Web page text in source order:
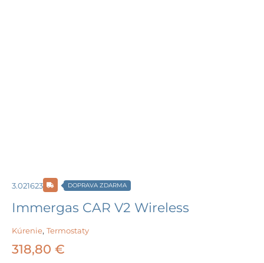
3.021623 DOPRAVA ZDARMA
Immergas CAR V2 Wireless
Kúrenie, Termostaty
318,80 €